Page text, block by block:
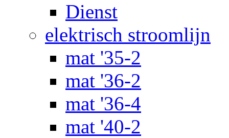
Dienst
elektrisch stroomlijn
mat '35-2
mat '36-2
mat '36-4
mat '40-2